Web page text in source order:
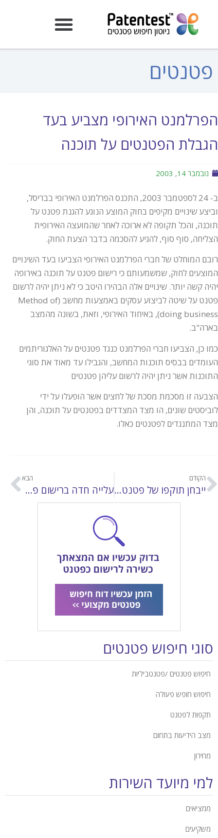
פטנטים
הפרלמנט האירופי מצביע בעד
הגבלת הפטנטים על תוכנה
נובמבר 14, 2003
ב- 24 לספטמבר 2003, התכנס הפרלמנט האירופי בבריסל,
וביצע שינויים מקיפים בחוק המוצע הנוגע להגנת פטנט על
תוכנה, והכל תקופה לא ארוכה לאחר שהמועצה האירופית
הצליחה, סוף סוף, להגיע להסכמה בדבר הצעת החוק.
רובם המוחלט של חברי הפרלמנט האירופי הצביעו בעד השינויים
המוצעים לחוק, שמשמעותם כי רישום פטנט על תוכנה באירופה
יהיה קשה יותר. שינויים אלה הבהירו היטב כי לא ניתן יהיה לרשום
פטנט על שיטה לביצוע עסקים באמצעות מחשב (Method of
doing business), באיחוד האירופי, וזאת, בשונה מהמצב
בארה"ב.
כמו כן, הצביעו חברי הפרלמנט כנגד פטנטים על האלגוריתמים
העומדים בבסיס תוכנות המחשב, והגבילו עד מאוד את סוגי
התוכנות אשר ניתן יהיה לרשום עליהן פטנטים
הצבעה זו מסכמת מסכת של לחצים אשר הופעלו על ידי
לוביסטים שונים, הו מצד המצדדים בפטנטים על תוכנה, והן
מצד המתנגדים לפטנטים כאלו.
הקודם
ייבחן תוקפו של פטנט על תרופה לאיידס
הבא
עלייה חדה ברישום פטנטים בביוטכנולוגיה
סוגי חיפוש פטנטים
חיפוש פטנטים /פטנטביליות
חיפוש חופש פעולה
תקפות לפטנט
מצב הידיעות בתחום
מחירון
למי מיועד השירות
ממציאים
משקיעים